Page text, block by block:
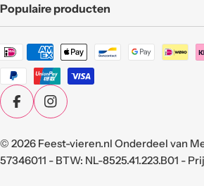
Populaire producten
Betaalmethoden
FacebookInstagram
© 2026 Feest-vieren.nl Onderdeel van
57346011 - BTW: NL-8525.41.223.B01 -